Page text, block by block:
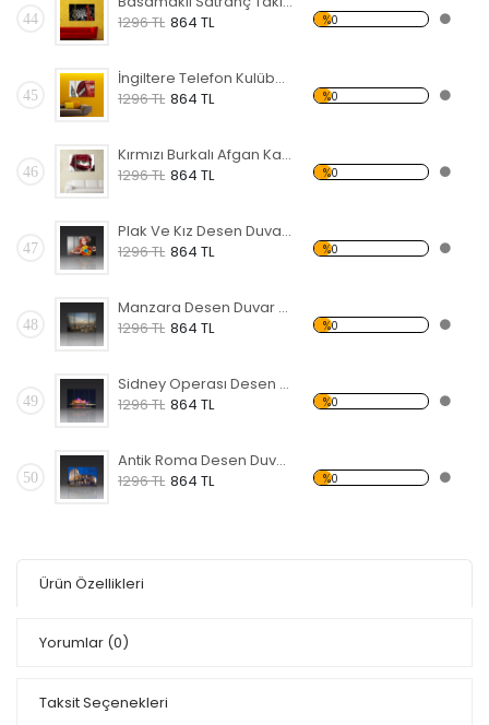
44
1296 TL 864 TL %0
45
İngiltere Telefon Kulübesi Forex Tablo
1296 TL 864 TL %0
46
Kırmızı Burkalı Afgan Kadın Forex Tablo
1296 TL 864 TL %0
47
Plak Ve Kız Desen Duvar Panosu
1296 TL 864 TL %0
48
Manzara Desen Duvar Panosu
1296 TL 864 TL %0
49
Sidney Operası Desen Duvar Panosu
1296 TL 864 TL %0
50
Antik Roma Desen Duvar Panosu
1296 TL 864 TL %0
Ürün Özellikleri
Yorumlar (0)
Taksit Seçenekleri